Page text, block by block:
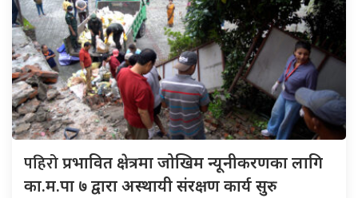
पहिरोप्रभावित क्षेत्रमा जोखिम न्यूनीकरणका लागि
का.म.पा ७ द्वारा अस्थायी संरक्षण कार्य सुरु